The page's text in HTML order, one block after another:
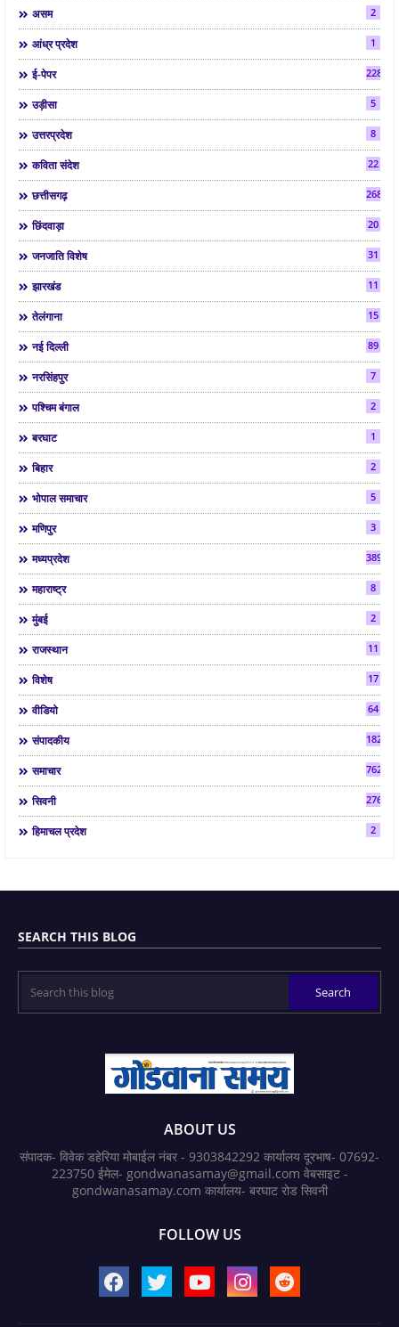
असम 2
आंध्र प्रदेश 1
ई-पेपर 2286
उड़ीसा 5
उत्तरप्रदेश 8
कविता संदेश 22
छत्तीसगढ़ 268
छिंदवाड़ा 20
जनजाति विशेष 31
झारखंड 11
तेलंगाना 15
नई दिल्ली 89
नरसिंहपुर 7
पश्चिम बंगाल 2
बरघाट 1
बिहार 2
भोपाल समाचार 5
मणिपुर 3
मध्यप्रदेश 3892
महाराष्ट्र 8
मुंबई 2
राजस्थान 11
विशेष 17
वीडियो 64
संपादकीय 182
समाचार 7624
सिवनी 2763
हिमाचल प्रदेश 2
SEARCH THIS BLOG
ABOUT US
संपादक- विवेक डहेरिया मोबाईल नंबर - 9303842292 कार्यालय दूरभाष- 07692-
223750 ईमेल- gondwanasamay@gmail.com वेबसाइट -
gondwanasamay.com कार्यालय- बरघाट रोड सिवनी
FOLLOW US